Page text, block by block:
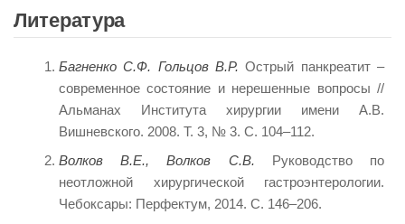
Литература
Багненко С.Ф. Гольцов В.Р.Острый панкреатит –
современное состояние и нерешенные вопросы //
Альманах Института хирургии имени А.В.
Вишневского. 2008. Т. 3, № 3. С. 104–112.
Волков В.Е., Волков С.В. Руководство по
неотложной хирургической гастроэнтерологии.
Чебоксары: Перфектум, 2014. С. 146–206.